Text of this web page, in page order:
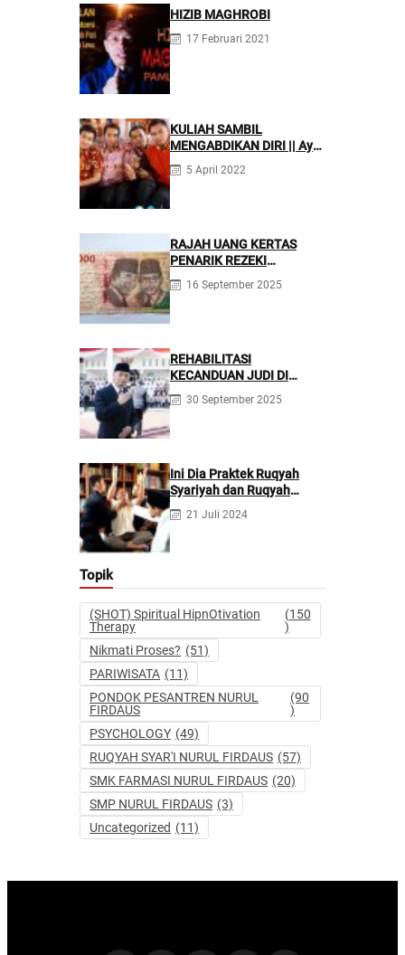
HIZIB MAGHROBI
17 Februari 2021
KULIAH SAMBIL
MENGABDIKAN DIRI || Ayo
Mondok di Pesantren
Nurul Firdaus
5 April 2022
RAJAH UANG KERTAS
PENARIK REZEKI
BERLIMPAH
16 September 2025
REHABILITASI
KECANDUAN JUDI DI
PONPES NURUL FIRDAUS ||
Kecanduan Judi
30 September 2025
Ini Dia Praktek Ruqyah
Syariyah dan Ruqyah
Syetan Menurut Dr Gumilar
21 Juli 2024
Topik
(SHOT) Spiritual HipnOtivation
Therapy
(150
)
Nikmati Proses? (51)
PARIWISATA (11)
PONDOK PESANTREN NURUL
FIRDAUS
(90
)
PSYCHOLOGY (49)
RUQYAH SYAR'I NURUL FIRDAUS (57)
SMK FARMASI NURUL FIRDAUS (20)
SMP NURUL FIRDAUS (3)
Uncategorized (11)